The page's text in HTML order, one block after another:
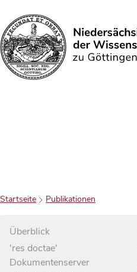
Suchen
Startseite Publikationen
Überblick
'res doctae'
Dokumentenserver